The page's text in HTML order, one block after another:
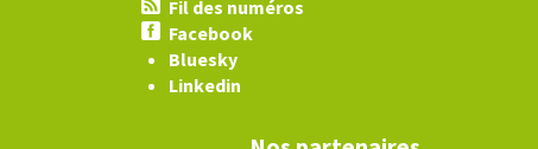
Fil des numéros
Facebook
Bluesky
Linkedin